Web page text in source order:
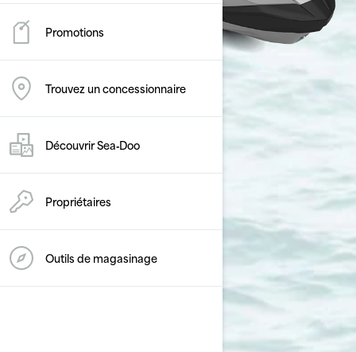
Promotions
Trouvez un concessionnaire
Découvrir Sea‑Doo
Propriétaires
Outils de magasinage